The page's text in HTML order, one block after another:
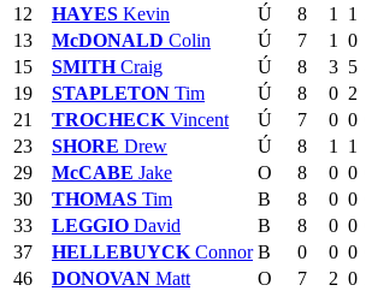
12
HAYES Kevin Ú 8 1 1
13
McDONALD Colin Ú 7 1 0
15
SMITHCraig Ú 8 3 5
19
STAPLETON Tim Ú 8 0 2
21
TROCHECK Vincent Ú 7 0 0
23
SHORE Drew Ú 8 1 1
29
McCABE Jake O 8 0 0
30
THOMAS Tim B 8 0 0
33
LEGGIO David B 8 0 0
37
HELLEBUYCK Connor B 0 0 0
46
DONOVAN Matt O 7 2 0